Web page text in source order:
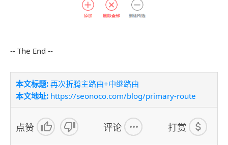
-- The End --
本文标题: 再次折腾主路由+中继路由
本文地址: https://seonoco.com/blog/primary-route
点赞 评论 打赏